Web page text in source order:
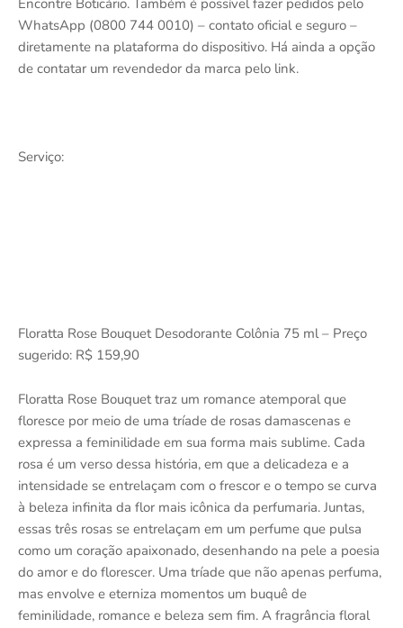
WhatsApp (0800 744 0010) – contato oficial e seguro –
diretamente na plataforma do dispositivo. Há ainda a opção
de contatar um revendedor da marca pelo link.
Serviço:
Floratta Rose Bouquet Desodorante Colônia 75 ml – Preço
sugerido: R$ 159,90
Floratta Rose Bouquet traz um romance atemporal que
floresce por meio de uma tríade de rosas damascenas e
expressa a feminilidade em sua forma mais sublime. Cada
rosa é um verso dessa história, em que a delicadeza e a
intensidade se entrelaçam com o frescor e o tempo se curva
à beleza infinita da flor mais icônica da perfumaria. Juntas,
essas três rosas se entrelaçam em um perfume que pulsa
como um coração apaixonado, desenhando na pele a poesia
do amor e do florescer. Uma tríade que não apenas perfuma,
mas envolve e eterniza momentos um buquê de
feminilidade, romance e beleza sem fim. A fragrância floral